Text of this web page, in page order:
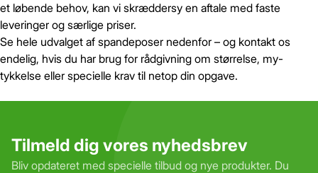
et løbende behov, kan vi skræddersy en aftale med faste
leveringer og særlige priser.
Se hele udvalget af spandeposer nedenfor – og kontakt os
endelig, hvis du har brug for rådgivning om størrelse, my-
tykkelse eller specielle krav til netop din opgave.
Tilmeld dig vores nyhedsbrev
Bliv opdateret med specielle tilbud og nye produkter. Du